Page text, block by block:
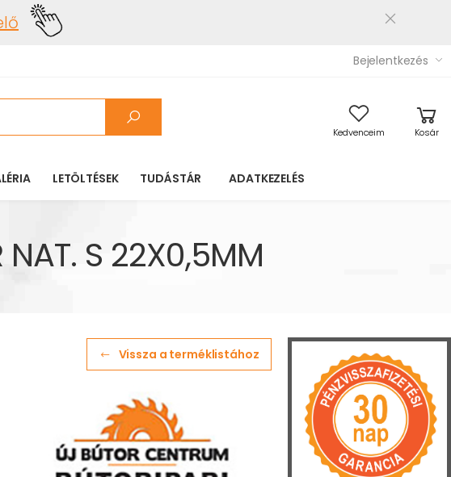
Bejelentkezés
Kedvenceim Kosár
LETÖLTÉSEK TUDÁSTÁR ADATKEZELÉS
NAT. S 22X0,5MM
Vissza a terméklistához